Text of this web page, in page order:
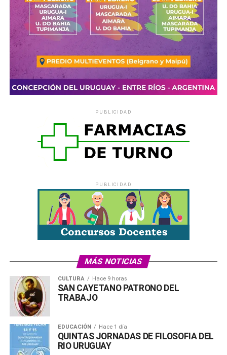
PUBLICIDAD
PUBLICIDAD
MÁS NOTICIAS
CULTURA Hace 9 horas
SAN CAYETANO PATRONO DEL
TRABAJO
EDUCACIÓN Hace 1 día
QUINTAS JORNADAS DE FILOSOFIA DEL
RIO URUGUAY